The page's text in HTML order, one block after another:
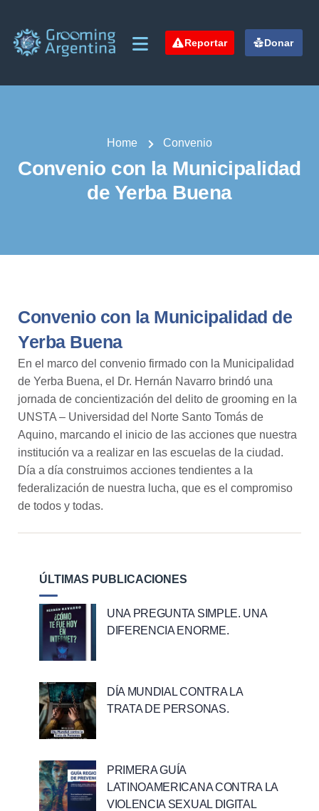
Reportar Donar
Home Convenio
Convenio con la Municipalidad
de Yerba Buena
Convenio con la Municipalidad de
Yerba Buena
En el marco del convenio firmado con la Municipalidad
de Yerba Buena, el Dr. Hernán Navarro brindó una
jornada de concientización del delito de grooming en la
UNSTA – Universidad del Norte Santo Tomás de
Aquino, marcando el inicio de las acciones que nuestra
institución va a realizar en las escuelas de la ciudad.
Día a día construimos acciones tendientes a la
federalización de nuestra lucha, que es el compromiso
de todos y todas.
ÚLTIMAS PUBLICACIONES
UNA PREGUNTA SIMPLE. UNA
DIFERENCIA ENORME.
DÍA MUNDIAL CONTRA LA
TRATA DE PERSONAS.
PRIMERA GUÍA
LATINOAMERICANA CONTRA LA
VIOLENCIA SEXUAL DIGITAL